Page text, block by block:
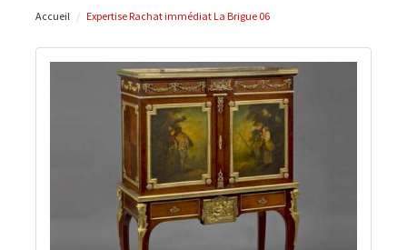
Accueil Expertise Rachat immédiat La Brigue 06